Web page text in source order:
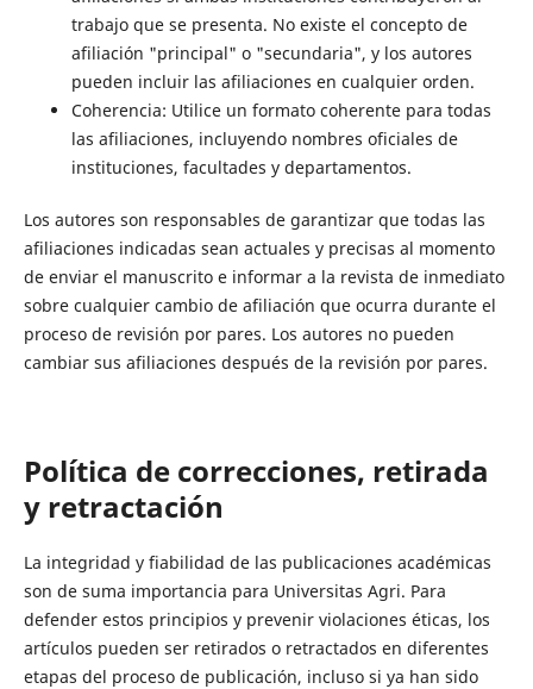
trabajo que se presenta. No existe el concepto de
afiliación "principal" o "secundaria", y los autores
pueden incluir las afiliaciones en cualquier orden.
Coherencia: Utilice un formato coherente para todas
las afiliaciones, incluyendo nombres oficiales de
instituciones, facultades y departamentos.
Los autores son responsables de garantizar que todas las
afiliaciones indicadas sean actuales y precisas al momento
de enviar el manuscrito e informar a la revista de inmediato
sobre cualquier cambio de afiliación que ocurra durante el
proceso de revisión por pares. Los autores no pueden
cambiar sus afiliaciones después de la revisión por pares.
Política de correcciones, retirada
y retractación
La integridad y fiabilidad de las publicaciones académicas
son de suma importancia para Universitas Agri. Para
defender estos principios y prevenir violaciones éticas, los
artículos pueden ser retirados o retractados en diferentes
etapas del proceso de publicación, incluso si ya han sido